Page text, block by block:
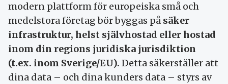
modern plattform för europeiska små och
medelstora företag bör byggas på säker
infrastruktur, helst självhostad eller hostad
inom din regions juridiska jurisdiktion
(t.ex. inom Sverige/EU). Detta säkerställer att
dina data – och dina kunders data – styrs av